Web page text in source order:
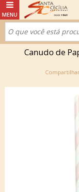
Canudo de